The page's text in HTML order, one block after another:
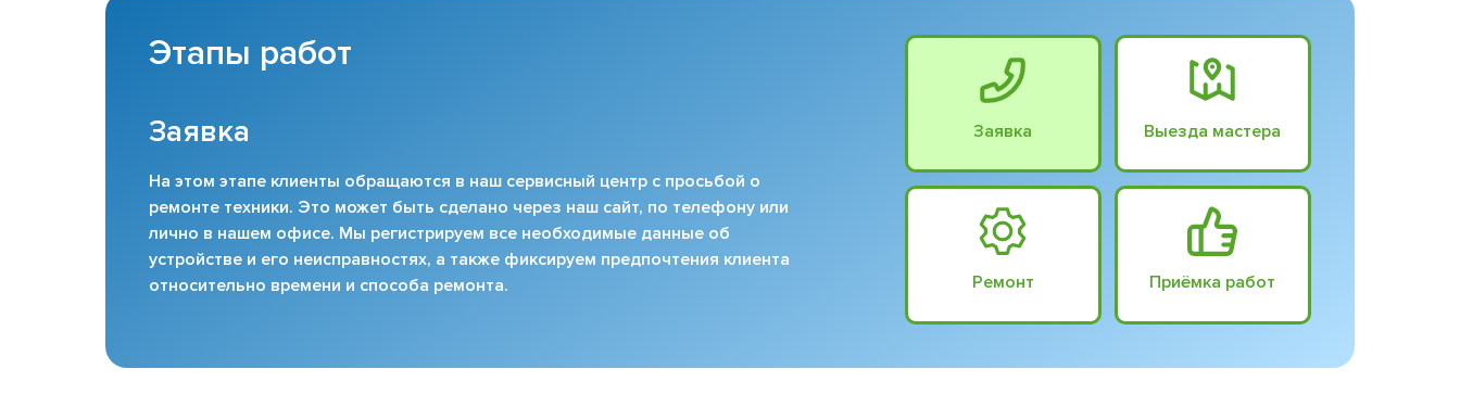
Этапы работ
Заявка
На этом этапе клиенты обращаются в наш сервисный центр с просьбой о
ремонте техники. Это может быть сделано через наш сайт, по телефону или
лично в нашем офисе. Мы регистрируем все необходимые данные об
устройстве и его неисправностях, а также фиксируем предпочтения клиента
относительно времени и способа ремонта.
Заявка Выезда мастера
Ремонт Приёмка работ